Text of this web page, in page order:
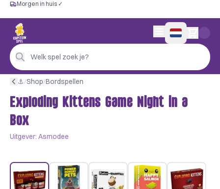
Gratis vanaf €60
Morgen in huis ✓
Persoonlijk advies
4,9/5 —
Morgen in huis ✓
Welk spel zoek je?
0 artikelen in
⚓︎/Shop/Bordspellen
Exploding Kittens Game Night in a
Box
Uitgever: Asmodee